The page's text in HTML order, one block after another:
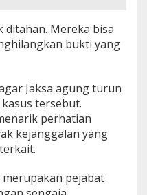
ditahan. Mereka bisa
bukti yang
Jaksa agung turun
tersebut.
perhatian
kejanggalan yang
pejabat